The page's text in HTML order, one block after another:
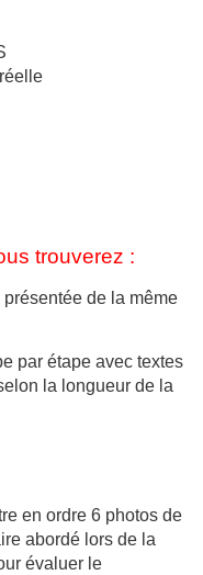
trouverez :
de la même
par étape avec textes
la longueur de la
en ordre 6 photos de
abordé lors de la
évaluer le